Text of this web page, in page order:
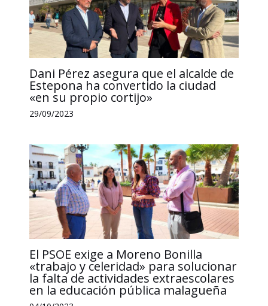
Dani Pérez asegura que el alcalde de
Estepona ha convertido la ciudad
«en su propio cortijo»
29/09/2023
El PSOE exige a Moreno Bonilla
«trabajo y celeridad» para solucionar
la falta de actividades extraescolares
en la educación pública malagueña